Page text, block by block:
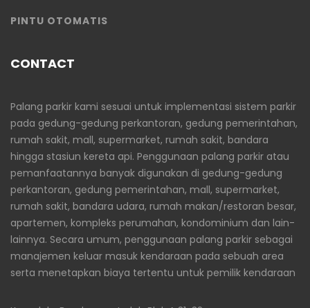
PINTU OTOMATIS
CONTACT
Palang parkir kami sesuai untuk implementasi sistem parkir
pada gedung-gedung perkantoran, gedung pemerintahan,
rumah sakit, mall, supermarket, rumah sakit, bandara
hingga stasiun kereta api. Penggunaan palang parkir atau
pemanfaatannya banyak digunakan di gedung-gedung
perkantoran, gedung pemerintahan, mall, supermarket,
rumah sakit, bandara udara, rumah makan/restoran besar,
apartemen, kompleks perumahan, kondominium dan lain-
lainnya. Secara umum, penggunaan palang parkir sebagai
manajemen keluar masuk kendaraan pada sebuah area
serta menetapkan biaya tertentu untuk pemilik kendaraan